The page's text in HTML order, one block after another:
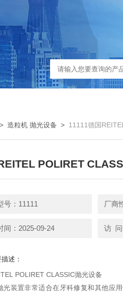
> 造粒机 抛光设备 > 11111德国
POLIRET
号：11111 厂商
间：2025-09-24 访
述：
POLIRET CLASSIC抛光设备
光装置非常适合在牙科修复和其他应